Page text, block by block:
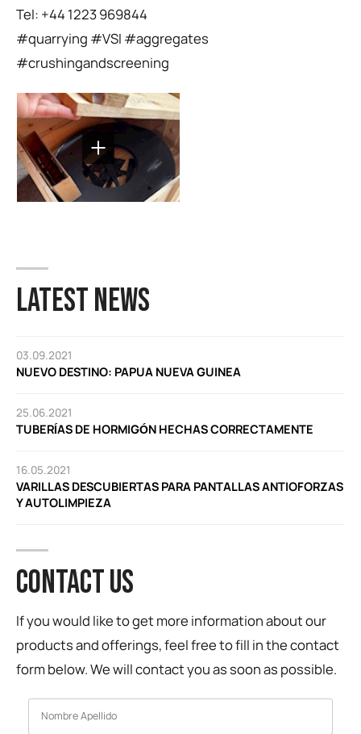
Tel: +44 1223 969844
#quarrying #VSI #aggregates
#crushingandscreening
LATEST NEWS
03.09.2021
NUEVO DESTINO: PAPUA NUEVA GUINEA
25.06.2021
TUBERÍAS DE HORMIGÓN HECHAS CORRECTAMENTE
16.05.2021
VARILLAS DESCUBIERTAS PARA PANTALLAS ANTIOFORZAS
Y AUTOLIMPIEZA
CONTACT US
If you would like to get more information about our
products and offerings, feel free to fill in the contact
form below. We will contact you as soon as possible.